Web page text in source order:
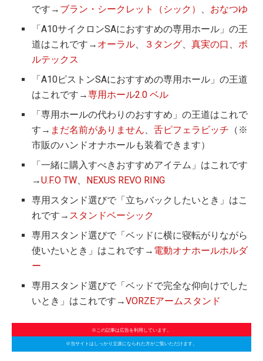
です→ ブラン・シークレット（シック）
おなつゆ
「A10サイクロンSAにおすすめの専用ホール」の王
道はこれです→ オーラル ３タング 、真実の口
ボ
ルテックス
「A10ピストンSAにおすすめの専用ホール」の王道
はこれです→専用ホール2.0 ベル
「専用ホールの代わりのおすすめ」の王道はこれで
す→ まだ名前がありません 、舌ピフェラビッチ （※
市販のハンドオナホールも装着できます）
「一緒に購入すべきおすすめアイテム」はこれです
→U.F.O TW
NEXUS REVO RING
専用スタンド選びで「立ちバックしたいとき」はこ
れです→ スタンドベーシック
専用スタンド選びで「ベッドに横に寝転がりながら
使いたいとき」はこれです→ 電動オナホールホルダ
ー
専用スタンド選びで「ベッドで完全な仰向けでした
いとき」はこれです→VORZEアームスタンド
※この記事は広告を利用しています。
※当サイトはしっかり立派になられた方がご覧いただけます。